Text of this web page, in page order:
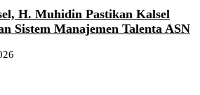
H. Muhidin Pastikan Kalsel
Sistem Manajemen Talenta ASN